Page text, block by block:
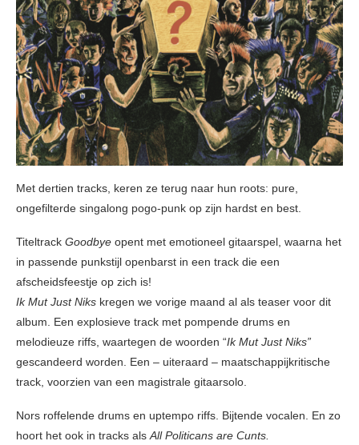
Met dertien tracks, keren ze terug naar hun roots: pure,
ongefilterde singalong pogo-punk op zijn hardst en best.
Titeltrack Goodbye opent met emotioneel gitaarspel, waarna het
in passende punkstijl openbarst in een track die een
afscheidsfeestje op zich is!
Ik Mut Just Niks kregen we vorige maand al als teaser voor dit
album. Een explosieve track met pompende drums en
melodieuze riffs, waartegen de woorden “Ik Mut Just Niks”
gescandeerd worden. Een – uiteraard – maatschappijkritische
track, voorzien van een magistrale gitaarsolo.
Nors roffelende drums en uptempo riffs. Bijtende vocalen. En zo
hoort het ook in tracks alsAll Politicans are Cunts.